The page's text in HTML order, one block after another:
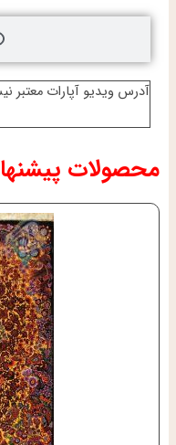
آدرس ویدیو آپارات معتبر
محصولات